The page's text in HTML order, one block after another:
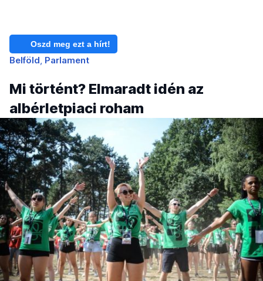
Oszd meg ezt a hírt!
Belföld Parlament
Mi történt? Elmaradt idén az
albérletpiaci roham